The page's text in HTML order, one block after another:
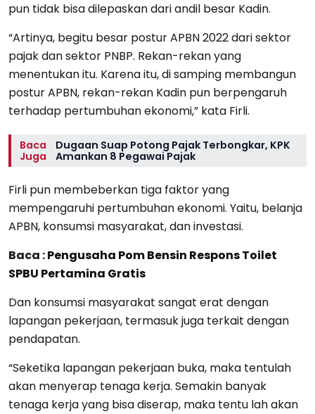
pun tidak bisa dilepaskan dari andil besar Kadin.
“Artinya, begitu besar postur APBN 2022 dari sektor
pajak dan sektor PNBP. Rekan-rekan yang
menentukan itu. Karena itu, di samping membangun
postur APBN, rekan-rekan Kadin pun berpengaruh
terhadap pertumbuhan ekonomi,” kata Firli.
Baca
Juga
Dugaan Suap Potong Pajak Terbongkar, KPK
Amankan 8 Pegawai Pajak
Firli pun membeberkan tiga faktor yang
mempengaruhi pertumbuhan ekonomi. Yaitu, belanja
APBN, konsumsi masyarakat, dan investasi.
Baca :Pengusaha Pom Bensin Respons Toilet
SPBU Pertamina Gratis
Dan konsumsi masyarakat sangat erat dengan
lapangan pekerjaan, termasuk juga terkait dengan
pendapatan.
“Seketika lapangan pekerjaan buka, maka tentulah
akan menyerap tenaga kerja. Semakin banyak
tenaga kerja yang bisa diserap, maka tentu lah akan